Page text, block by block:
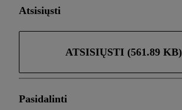
Atsisiųsti
ATSISIŲSTI (561.89 KB)
Pasidalinti